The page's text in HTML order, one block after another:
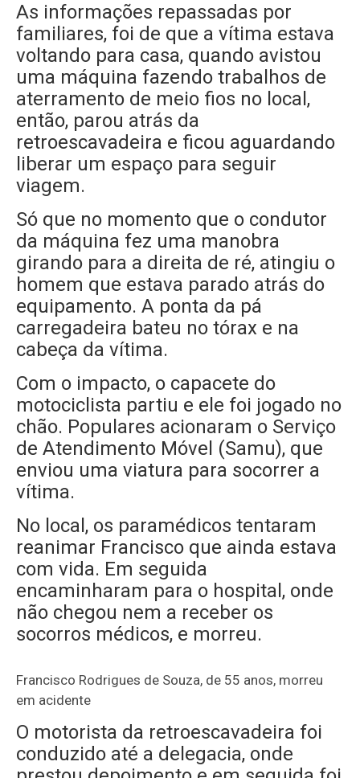
As informações repassadas por
familiares, foi de que a vítima estava
voltando para casa, quando avistou
uma máquina fazendo trabalhos de
aterramento de meio fios no local,
então, parou atrás da
retroescavadeira e ficou aguardando
liberar um espaço para seguir
viagem.
Só que no momento que o condutor
da máquina fez uma manobra
girando para a direita de ré, atingiu o
homem que estava parado atrás do
equipamento. A ponta da pá
carregadeira bateu no tórax e na
cabeça da vítima.
Com o impacto, o capacete do
motociclista partiu e ele foi jogado no
chão. Populares acionaram o Serviço
de Atendimento Móvel (Samu), que
enviou uma viatura para socorrer a
vítima.
No local, os paramédicos tentaram
reanimar Francisco que ainda estava
com vida. Em seguida
encaminharam para o hospital, onde
não chegou nem a receber os
socorros médicos, e morreu.
Francisco Rodrigues de Souza, de 55 anos, morreu
em acidente
O motorista da retroescavadeira foi
conduzido até a delegacia, onde